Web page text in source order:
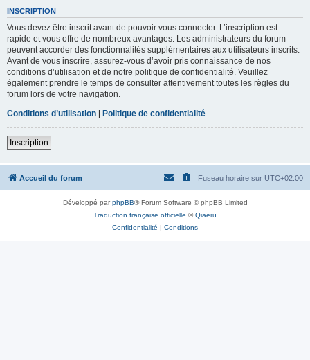
INSCRIPTION
Vous devez être inscrit avant de pouvoir vous connecter. L’inscription est
rapide et vous offre de nombreux avantages. Les administrateurs du forum
peuvent accorder des fonctionnalités supplémentaires aux utilisateurs inscrits.
Avant de vous inscrire, assurez-vous d’avoir pris connaissance de nos
conditions d’utilisation et de notre politique de confidentialité. Veuillez
également prendre le temps de consulter attentivement toutes les règles du
forum lors de votre navigation.
Conditions d’utilisation | Politique de confidentialité
Inscription
Accueil du forum Fuseau horaire sur UTC+02:00
Développé parphpBB® Forum Software © phpBB Limited
Traduction française officielle ©Qiaeru
Confidentialité | Conditions